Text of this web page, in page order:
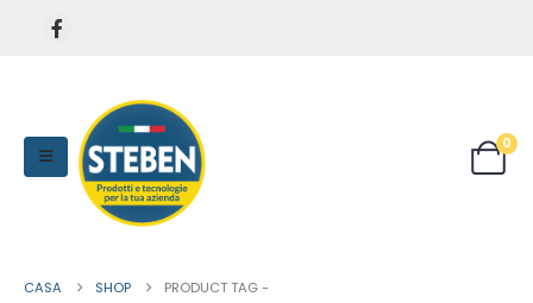
0
CASA SHOP
PRODUCT TAG -